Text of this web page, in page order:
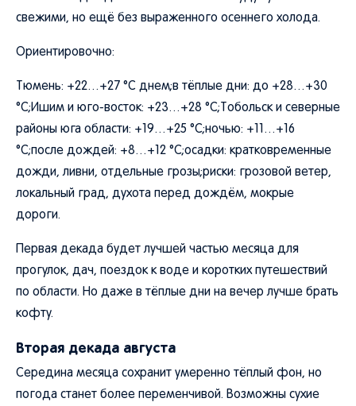
свежими, но ещё без выраженного осеннего холода.
Ориентировочно:
Тюмень: +22…+27 °C днем;в тёплые дни: до +28…+30
°C;Ишим и юго-восток: +23…+28 °C;Тобольск и северные
районы юга области: +19…+25 °C;ночью: +11…+16
°C;после дождей: +8…+12 °C;осадки: кратковременные
дожди, ливни, отдельные грозы;риски: грозовой ветер,
локальный град, духота перед дождём, мокрые
дороги.
Первая декада будет лучшей частью месяца для
прогулок, дач, поездок к воде и коротких путешествий
по области. Но даже в тёплые дни на вечер лучше брать
кофту.
Вторая декада августа
Середина месяца сохранит умеренно тёплый фон, но
погода станет более переменчивой. Возможны сухие